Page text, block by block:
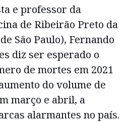
e professor da
de Ribeirão Preto da
São Paulo), Fernando
diz ser esperado o
de mortes em 2021
do volume de
março e abril, a
alarmantes no país.